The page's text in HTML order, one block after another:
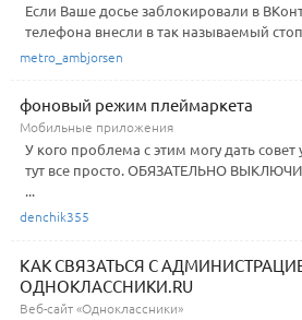
Если Ваше досье заблокировали в
телефона внесли в так называемый
metro_ambjorsen
фоновый режим плеймаркета
Мобильные приложения
У кого проблема с этим могу дать совет
тут все просто. ОБЯЗАТЕЛЬНО
...
denchik355
КАК СВЯЗАТЬСЯ С
ОДНОКЛАССНИКИ.RU
Веб-сайт «Одноклассники»